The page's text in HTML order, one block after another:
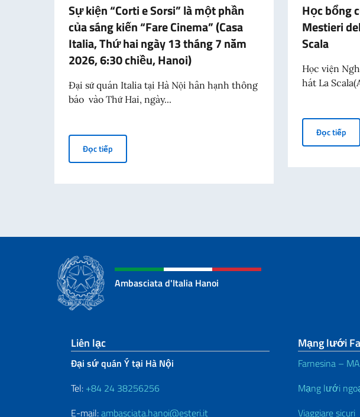
Sự kiện “Corti e Sorsi” là một phần
của sáng kiến “Fare Cinema” (Casa
Italia, Thứ hai ngày 13 tháng 7 năm
2026, 6:30 chiều, Hanoi)
Đại sứ quán Italia tại Hà Nội hân hạnh thông
báo vào Thứ Hai, ngày...
Đọc tiếp Sự kiện “Corti e Sorsi” là một phần của sáng kiến “Fare Cinema”
Học bổng
Mestieri
Scala
Học viện
hát La
Đọc tiếp
Ambasciata d'Italia Hanoi
Sezione footer
Liên lạc
Đại sứ quán Ý tại Hà Nội
Tel: +84 24 38256256
E-mail:ambasciata.hanoi@esteri.it
Mạng lưới
Farnesina –
Mạng lưới
Viaggiare sicuri